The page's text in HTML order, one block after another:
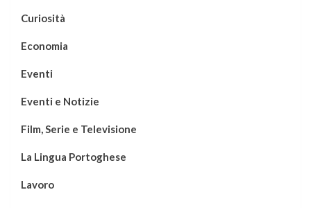
Curiosità
Economia
Eventi
Eventi e Notizie
Film, Serie e Televisione
La Lingua Portoghese
Lavoro